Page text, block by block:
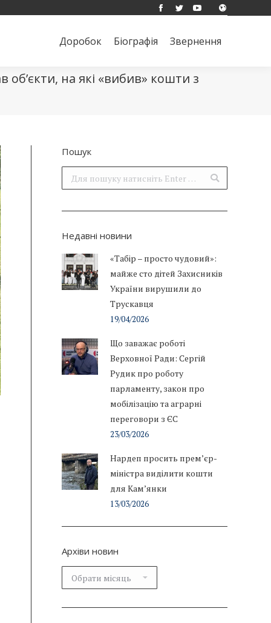
Facebook
TwitterYouTube
Доробок Біографія Звернення
об’єкти, на які «вибив» кошти з
Пошук
Поиск:
Недавні новини
«Табір – просто чудовий»:
майже сто дітей Захисників
України вирушили до
Трускавця
19/04/2026
Що заважає роботі
Верховної Ради: Сергій
Рудик про роботу
парламенту, закон про
мобілізацію та аграрні
переговори з ЄС
23/03/2026
Нардеп просить прем’єр-
міністра виділити кошти
для Кам’янки
13/03/2026
Архіви новин
Архіви
новин
Доробок Біографія Звернення